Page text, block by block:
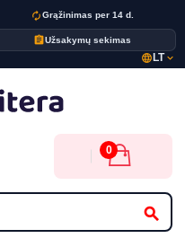
autorenewGrąžinimas per 14 d.
assignmentUžsakymų sekimas
language LTexpand_more
search
0